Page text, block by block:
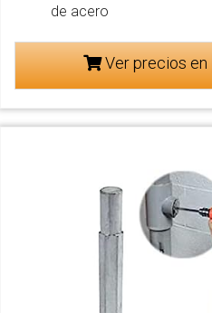
de acero
Ver precios en